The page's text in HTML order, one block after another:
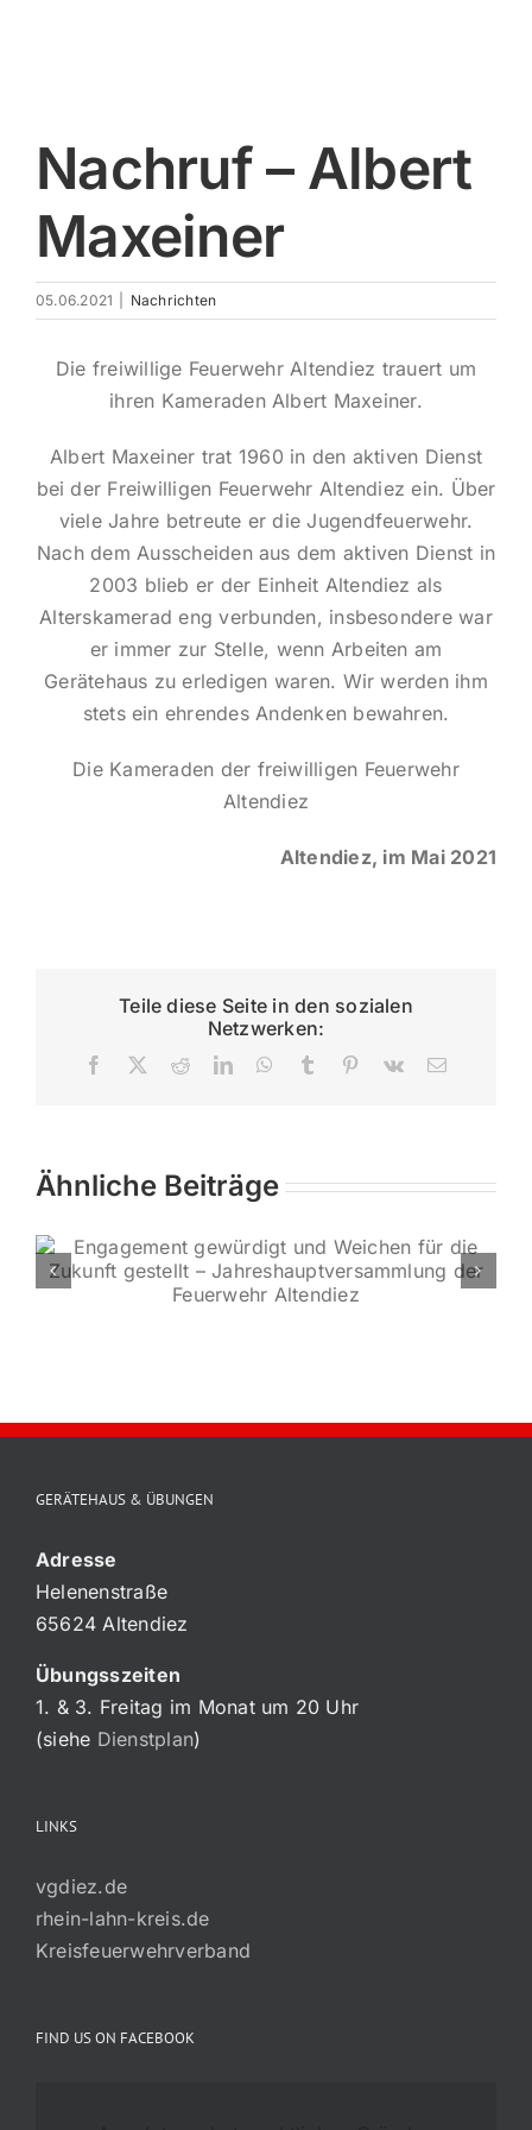
Nachruf – Albert
Maxeiner
05.06.2021 Nachrichten
Die freiwillige Feuerwehr Altendiez trauert um
ihren Kameraden Albert Maxeiner.
Albert Maxeiner trat 1960 in den aktiven Dienst
bei der Freiwilligen Feuerwehr Altendiez ein. Über
viele Jahre betreute er die Jugendfeuerwehr.
Nach dem Ausscheiden aus dem aktiven Dienst in
2003 blieb er der Einheit Altendiez als
Alterskamerad eng verbunden, insbesondere war
er immer zur Stelle, wenn Arbeiten am
Gerätehaus zu erledigen waren. Wir werden ihm
stets ein ehrendes Andenken bewahren.
Die Kameraden der freiwilligen Feuerwehr
Altendiez
Altendiez, im Mai 2021
Teile diese Seite in den sozialen
Netzwerken:
Facebook RedditLinkedInWhatsApp
Tumblr Pinterest
Vk
E-
Ähnliche Beiträge
Spende für
GERÄTEHAUS & ÜBUNGEN
Adresse
Helenenstraße
65624 Altendiez
Übungsszeiten
1. & 3. Freitag im Monat um 20 Uhr
(siehe Dienstplan)
LINKS
vgdiez.de
rhein-lahn-kreis.de
Kreisfeuerwehrverband
FIND US ON FACEBOOK